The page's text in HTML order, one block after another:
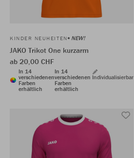
KINDER NEUHEITEN NEW!
JAKO Trikot One kurzarm
ab 20,00 CHF
In 14
verschiedenen
Farben
erhältlich
In 14
verschiedenen
Farben
erhältlich
Individualisierbar